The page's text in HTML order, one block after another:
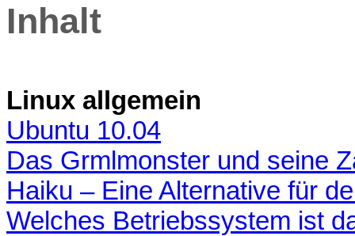
Inhalt
Linux allgemein
Ubuntu 10.04
Das Grmlmonster und seine
Haiku – Eine Alternative für
Welches Betriebssystem ist